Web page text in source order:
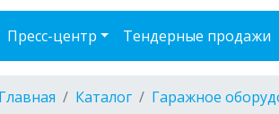
Пресс-центр Тендерные продажи
Главная Каталог Гаражное